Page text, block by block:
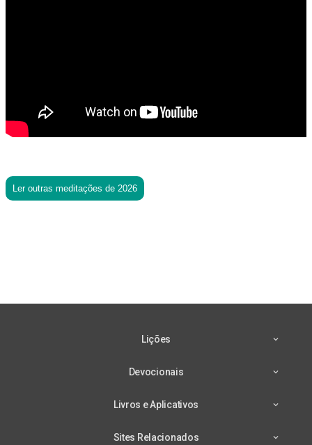
Ler outras meditações de 2026
Lições
Devocionais
Livros e Aplicativos
Sites Relacionados